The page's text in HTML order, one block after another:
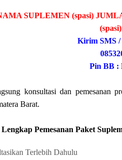
SUPLEMEN (spasi)
Kirim SMS /
Pin BB :
konsultasi dan pemesanan
Barat.
Pemesanan Paket
Terlebih Dahulu